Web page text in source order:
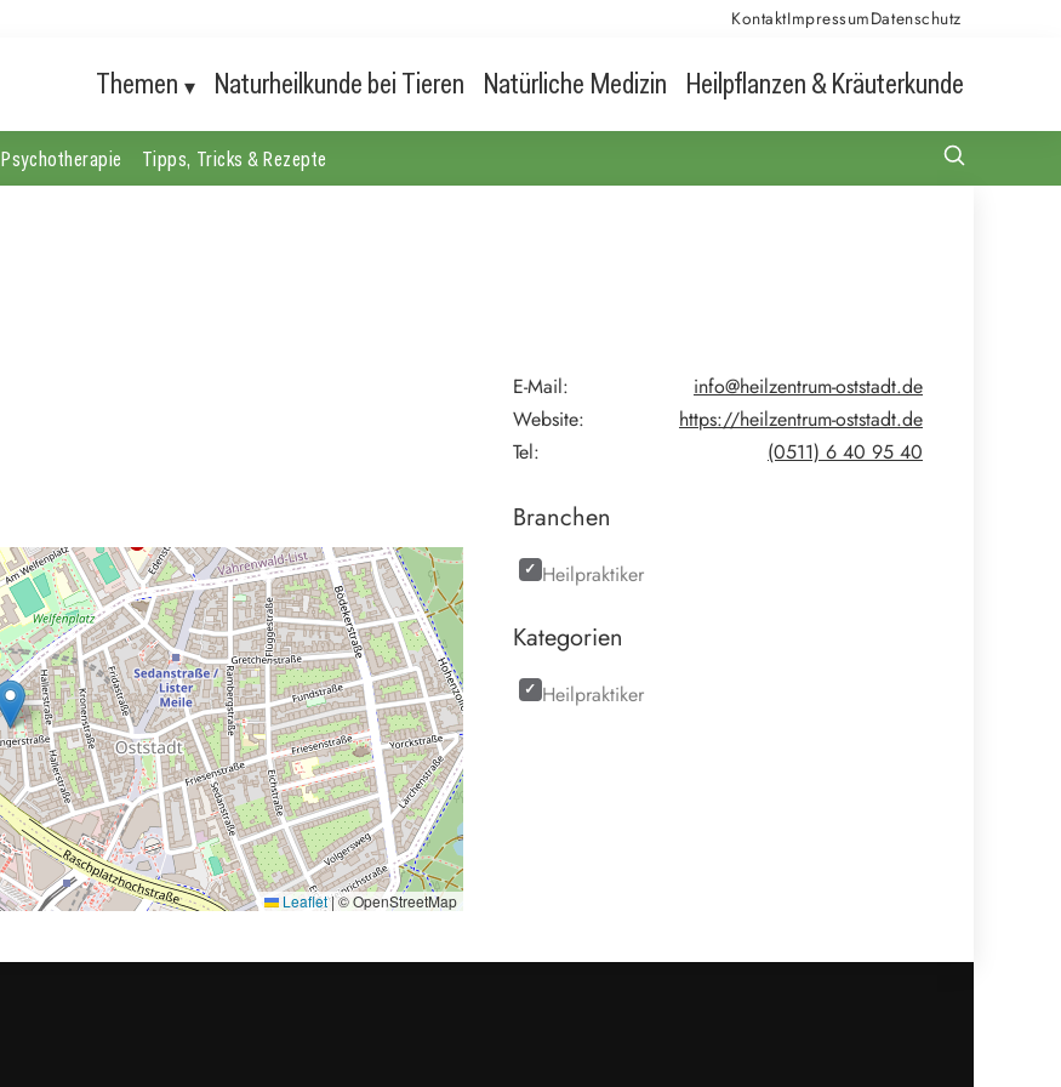
KontaktImpressumDatenschutz
Themen Naturheilkunde bei Tieren Natürliche Medizin Heilpflanzen & Kräuterkunde
Psychotherapie Tipps, Tricks & Rezepte
Leaflet|© OpenStreetMap
E-Mail:
info@heilzentrum-oststadt.de
Website:
https://heilzentrum-oststadt.de
Tel:
(0511) 6 40 95 40
Branchen
Heilpraktiker
Kategorien
Heilpraktiker